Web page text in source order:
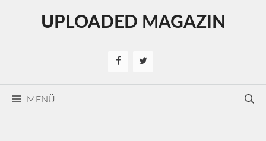
UPLOADED MAGAZIN
MENÜ